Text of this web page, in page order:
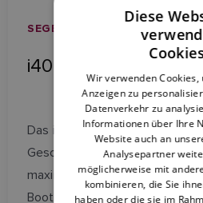
SEGELINSTRUMENTE /
i40 Speed
Das i40 Speed ist ein
Geschwindigkeitsmessgerät,
maximale und durchschnittliche
Bootsgeschwindigkeit, die
Diese
Wir verwenden Cookies,
Anzeigen zu
Datenverkehr zu
Informationen über Ihre
Website auch an
Analysepartner
möglicherweise mit
kombinieren, die Sie
haben oder die sie im